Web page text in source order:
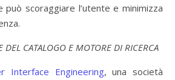
può scoraggiare l’utente e minimizza
DEL CATALOGO E MOTORE DI RICERCA
Interface Engineering, una società